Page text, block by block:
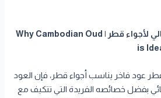
لماذا العود الكمبودي مثالي لأجواء قطر | Why Cambodian Oud
is
عطر عود فاخر يناسب أجواء قطر، فإن العود
بفضل خصائصه الفريدة التي تتكيف مع